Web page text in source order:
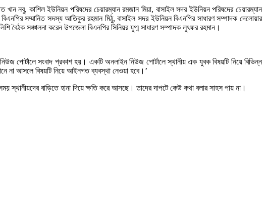
নবু, কাশিল ইউনিয়ন পরিষদের চেয়ারম্যান রমজান মিয়া, বাসাইল সদর ইউনিয়ন পরিষদের চেয়ারম্যান
সম্মানিত সদস্য আতিকুর রহমান মিঠু, বাসাইল সদর ইউনিয়ন বিএনপির সাধারণ সম্পাদক দেলোয়ার
সঞ্চালনা করেন উপজেলা বিএনপির সিনিয়র যুগ্ম সাধারণ সম্পাদক লুৎফর রহমান।
পোর্টালে সংবাদ প্রকাশ হয়। একটি অনলাইন নিউজ পোর্টালে স্থানীয় এক যুবক বিষয়টি নিয়ে বিভিন্ন
না আসলে বিষয়টি নিয়ে আইনগত ব্যবস্থা নেওয়া হবে।’
স্থানীয়দের বাড়িতে হানা দিয়ে ক্ষতি করে আসছে। তাদের দাপটে কেউ কথা বলার সাহস পায় না।